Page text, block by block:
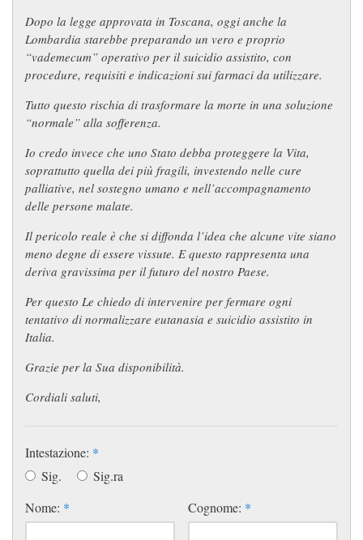
Dopo la legge approvata in Toscana, oggi anche la
Lombardia starebbe preparando un vero e proprio
“vademecum” operativo per il suicidio assistito, con
procedure, requisiti e indicazioni sui farmaci da utilizzare.
Tutto questo rischia di trasformare la morte in una soluzione
“normale” alla sofferenza.
Io credo invece che uno Stato debba proteggere la Vita,
soprattutto quella dei più fragili, investendo nelle cure
palliative, nel sostegno umano e nell’accompagnamento
delle persone malate.
Il pericolo reale è che si diffonda l’idea che alcune vite siano
meno degne di essere vissute. E questo rappresenta una
deriva gravissima per il futuro del nostro Paese.
Per questo Le chiedo di intervenire per fermare ogni
tentativo di normalizzare eutanasia e suicidio assistito in
Italia.
Grazie per la Sua disponibilità.
Cordiali saluti,
Intestazione: *
Sig.
Sig.ra
Nome: * Cognome: *